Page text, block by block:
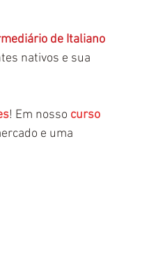
de Italiano
nativos e sua
! Em nosso curso
e uma